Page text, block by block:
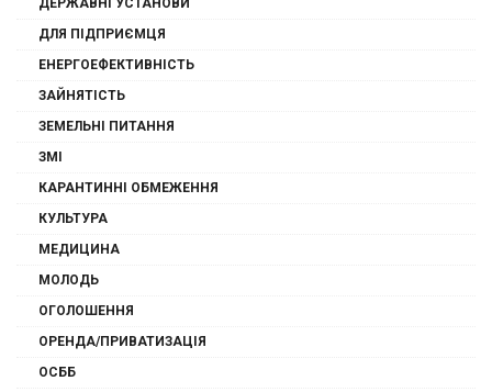
ДЛЯ ПІДПРИЄМЦЯ
ЕНЕРГОЕФЕКТИВНІСТЬ
ЗАЙНЯТІСТЬ
ЗЕМЕЛЬНІ ПИТАННЯ
ЗМІ
КАРАНТИННІ ОБМЕЖЕННЯ
КУЛЬТУРА
МЕДИЦИНА
МОЛОДЬ
ОГОЛОШЕННЯ
ОРЕНДА/ПРИВАТИЗАЦІЯ
ОСББ